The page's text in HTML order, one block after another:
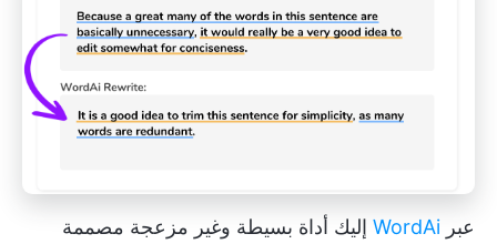
عبر WordAi إليك أداة بسيطة وغير مزعجة مصممة